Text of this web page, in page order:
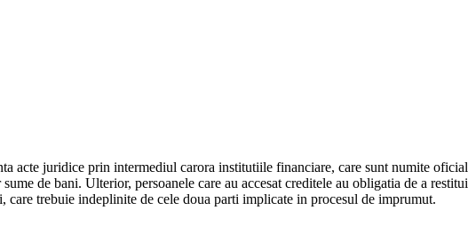
acte juridice prin intermediul carora institutiile financiare, care sunt numite
de bani. Ulterior, persoanele care au accesat creditele au obligatia de a
trebuie indeplinite de cele doua parti implicate in procesul de imprumut.